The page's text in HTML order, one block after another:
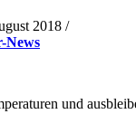
2018 /
News
und